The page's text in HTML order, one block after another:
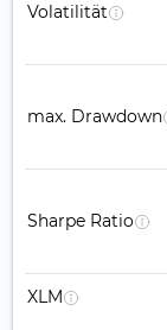
Volatilität
max. Drawdown
Sharpe Ratio
XLM